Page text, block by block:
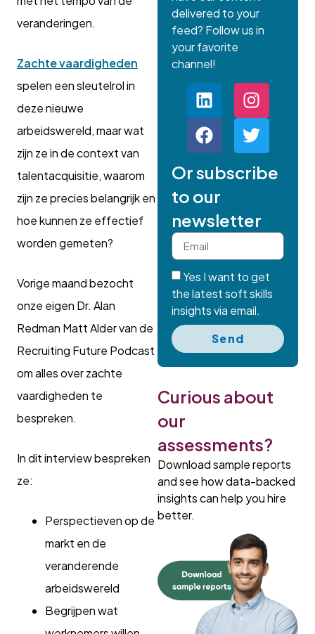
veranderingen.
Zachte vaardigheden
spelen een sleutelrol in
deze nieuwe
arbeidswereld, maar wat
zijn ze in de context van
talentacquisitie, waarom
zijn ze precies belangrijk en
hoe kunnen ze effectief
worden gemeten?
Vorige maand bezocht
onze eigen Dr. Alan
Redman Matt Alder van de
Recruiting Future Podcast
om alles over zachte
vaardigheden te
bespreken.
In dit interview bespreken
ze:
Perspectieven op de
markt en de
veranderende
arbeidswereld
Begrijpen wat
delivered to your
feed? Follow us in
your favorite
channel!
Or subscribe
to our
newsletter
Yes I want to get
the latest soft skills
insights via email.
Send
Curious about
our
assessments?
Download sample reports
and see how data-backed
insights can help you hire
better.